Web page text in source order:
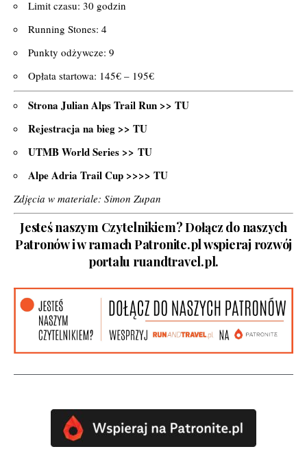
Limit czasu: 30 godzin
Running Stones: 4
Punkty odżywcze: 9
Opłata startowa: 145€ – 195€
Strona Julian Alps Trail Run >> TU
Rejestracja na bieg >> TU
UTMB World Series >> TU
Alpe Adria Trail Cup >>>> TU
Zdjęcia w materiale: Simon Zupan
Jesteś naszym Czytelnikiem? Dołącz do naszych
Patronów i w ramach Patronite.pl wspieraj rozwój
portalu ruandtravel.pl.